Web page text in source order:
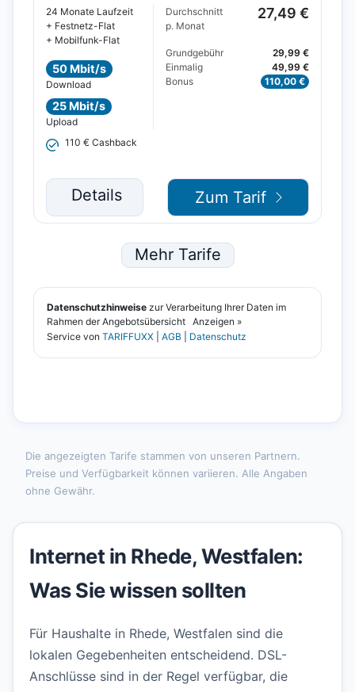
Die angezeigten Tarife stammen von unseren Partnern.
Preise und Verfügbarkeit können variieren. Alle Angaben
ohne Gewähr.
Internet in Rhede, Westfalen:
Was Sie wissen sollten
Für Haushalte in Rhede, Westfalen sind die
lokalen Gegebenheiten entscheidend. DSL-
Anschlüsse sind in der Regel verfügbar, die